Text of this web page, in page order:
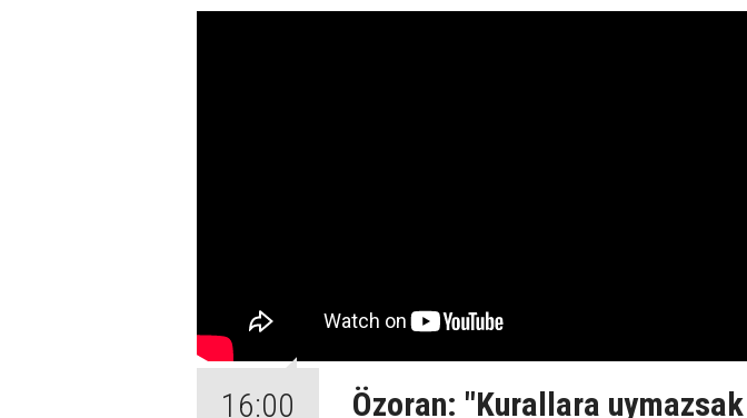
16:00
Özoran: "Kurallara